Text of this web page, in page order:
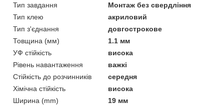
Тип завдання
Монтаж без свердління
Тип клею
акриловий
Тип з'єднання
довгострокове
Товщина (мм)
1.1 мм
УФ стійкість
висока
Рівень навантаження
важкі
Стійкість до розчинників
середня
Хімічна стійкість
висока
Ширина (mm)
19 мм